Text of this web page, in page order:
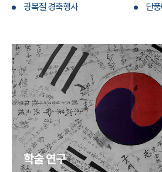
광복절 경축행사 단
학술 연구